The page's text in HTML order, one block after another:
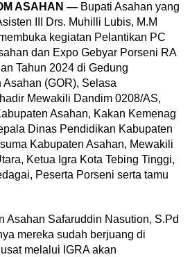
ASAHAN — Bupati Asahan yang
III Drs. Muhilli Lubis, M.M
kegiatan Pelantikan PC
dan Expo Gebyar Porseni RA
Tahun 2024 di Gedung
(GOR), Selasa
Mewakili Dandim 0208/AS,
Asahan, Kakan Kemenag
Dinas Pendidikan Kabupaten
Kabupaten Asahan, Mewakili
Ketua Igra Kota Tebing Tinggi,
Peserta Porseni serta tamu
Asahan Safaruddin Nasution, S.Pd
mereka sudah berjuang di
melalui IGRA akan